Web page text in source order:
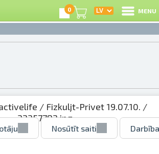
0 MENU
/ Fizkuljt-Privet 19.07.10. /
32357782.jpg
Nosūtīt saiti